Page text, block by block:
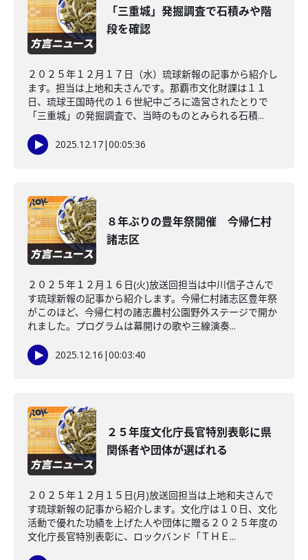
「三重城」発掘調査で石積みや階
段を確認
２０２５年１２月１７日（水）琉球新報の記事から紹介し
ます。担当は上地和夫さんです。那覇市文化財課は１１
日、琉球王国時代の１６世紀中ごろに造営されたとりで
「三重城」の発掘調査で、当時のものとみられる石積...
2025.12.17|00:05:36
８年ぶりの豊年祭開催 今帰仁村
諸志区
２０２５年１２月１６日(火)放送回担当は中川信子さんで
す琉球新報の記事から紹介します。今帰仁村諸志区豊年祭
がこのほど、今帰仁村の諸志農村公園野外ステージで開か
れました。プログラムは幕開けの歌や三線演奏...
2025.12.16 |00:03:40
２５年度文化庁長官特別表彰に県
関係者や団体が選ばれる
２０２５年１２月１５日(月)放送回担当は上地和夫さんで
す琉球新報の記事から紹介します。文化庁は１０日、文化
活動で優れた功績を上げた人や団体に贈る２０２５年度の
文化庁長官特別表彰に、ロックバンド「ＴＨＥ...